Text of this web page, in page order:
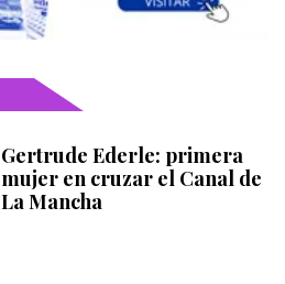
Gertrude Ederle: primera
mujer en cruzar el Canal de
La Mancha